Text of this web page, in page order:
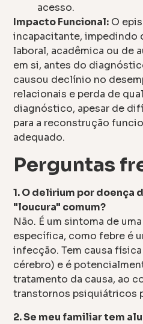
acesso.
Impacto Funcional: O
incapacitante, impedindo
laboral, acadêmica ou de
em si, antes do
causou declínio no
relacionais e perda de
diagnóstico, apesar de
para a reconstrução
adequado.
Perguntas
1. O delirium por doença
"loucura" comum?
Não. É um sintoma de
específica, como febre é
infecção. Tem causa
cérebro) e é
tratamento da causa, ao
transtornos psiquiátricos
2. Se meu familiar tem